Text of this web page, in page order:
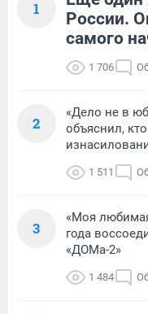
1
России.
самого
1 706
2
«Дело не в
объяснил,
1 511
3
«Моя
года
«ДОМа-2»
1 484